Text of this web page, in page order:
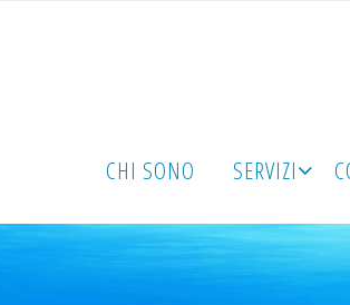
CHI SONO SERVIZI